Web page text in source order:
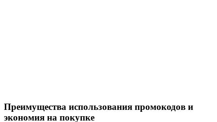
Преимущества использования промокодов и
экономия на покупке